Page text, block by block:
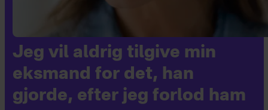
Jeg vil aldrig tilgive min
eksmand for det, han
gjorde, efter jeg forlod ham